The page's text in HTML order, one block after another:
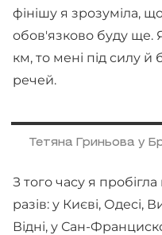
фінішу я зрозуміла,
обов'язково буду ще.
км, то мені під силу й
речей.
Тетяна Гриньова у
З того часу я
разів: у Києві, Одесі,
Відні, у Сан-